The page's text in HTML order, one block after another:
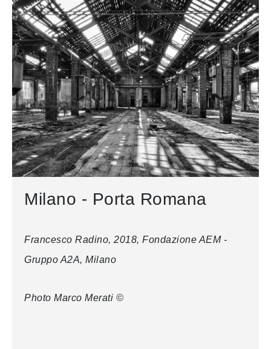
Milano - Porta Romana
Francesco Radino, 2018, Fondazione AEM -
Gruppo A2A, Milano
Photo Marco Merati ©